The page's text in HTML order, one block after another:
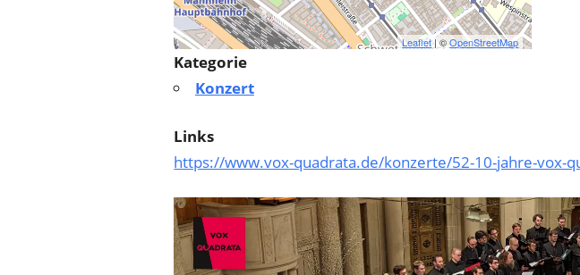
Leaflet| ©OpenStreetMap
Kategorie
Konzert
Links
https://www.vox-quadrata.de/konzerte/52-10-jahre-vox-